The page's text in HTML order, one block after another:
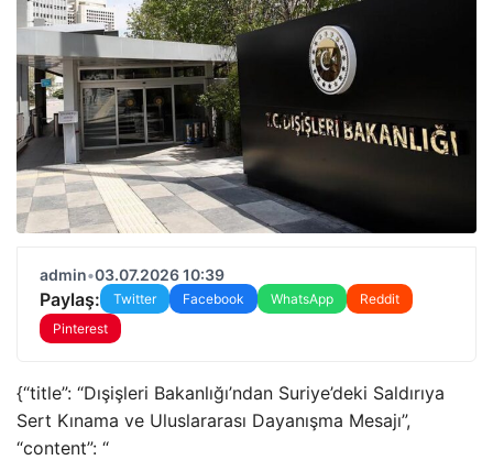
admin•03.07.2026 10:39
Paylaş: Twitter Facebook WhatsApp
Reddit
Pinterest
{“title”: “Dışişleri Bakanlığı’ndan Suriye’deki Saldırıya
Sert Kınama ve Uluslararası Dayanışma Mesajı”,
“content”: “